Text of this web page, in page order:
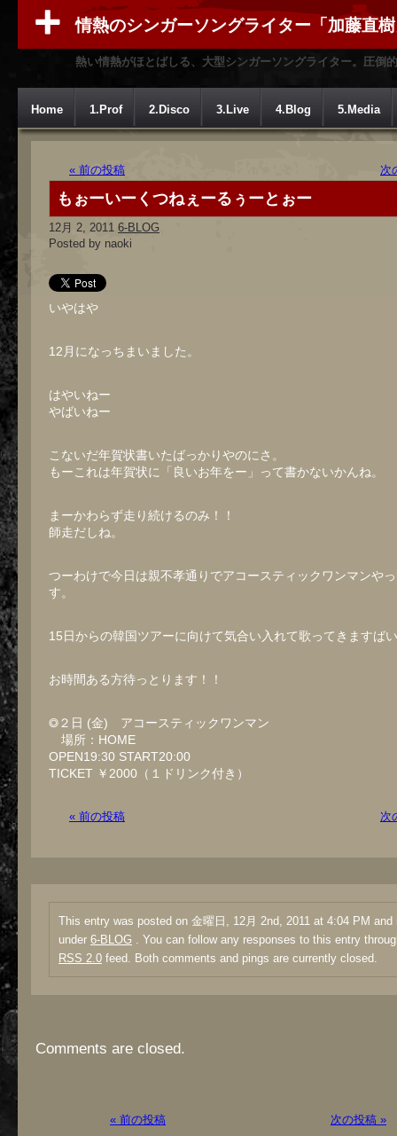
情熱のシンガーソングライター「加藤直
熱い情熱がほとばしる、大型シンガーソングライター。圧倒
Home 1.Prof 2.Disco 3.Live 4.Blog 5.Media
« 前の投稿 次
もぉーいーくつねぇーるぅーとぉー
12月 2, 2011 6-BLOG
Posted by naoki
いやはや
12月になっちまいました。
はやいねー
やばいねー
こないだ年賀状書いたばっかりやのにさ。
もーこれは年賀状に「良いお年をー」って書かないかんね。
まーかわらず走り続けるのみ！！
師走だしね。
つーわけで今日は親不孝通りでアコースティックワンマンや
す。
15日からの韓国ツアーに向けて気合い入れて歌ってきますば
お時間ある方待っとります！！
◎２日 (金) アコースティックワンマン
場所：HOME
OPEN19:30 START20:00
TICKET ￥2000（１ドリンク付き）
« 前の投稿 次
This entry was posted on 金曜日, 12月 2nd, 2011 at 4:04 PM and
under 6-BLOG . You can follow any responses to this entry
RSS 2.0 feed. Both comments and pings are currently closed.
Comments are closed.
« 前の投稿 次の投稿 »